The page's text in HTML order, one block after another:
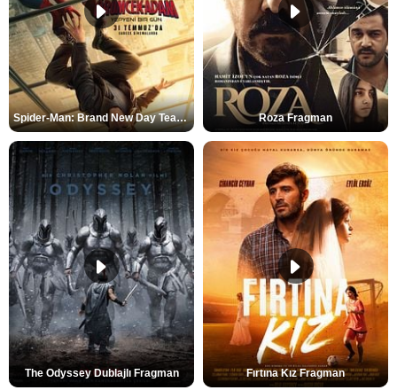
Spider-Man: Brand New Day Teaser Roza Fragman
The Odyssey Dublajlı Fragman Fırtına Kız Fragman